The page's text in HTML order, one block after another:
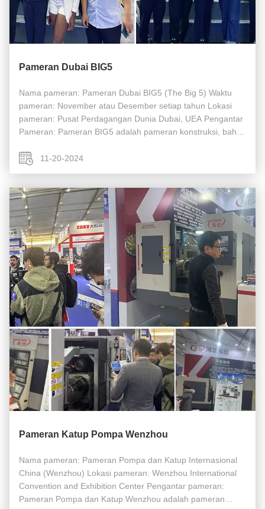
Pameran Dubai BIG5
Nama pameran: Pameran Dubai BIG5 (The Big 5) Waktu
pameran: November atau Desember setiap tahun Lokasi
pameran: Pusat Perdagangan Dunia Dubai, UEA Pengantar
Pameran: Pameran BIG5 adalah pameran konstruksi, bahan
Timur Tengah,meliputi semua ...
11-20-2024
Pameran Katup Pompa Wenzhou
Nama pameran: Pameran Pompa dan Katup Internasional
China (Wenzhou) Lokasi pameran: Wenzhou International
Convention and Exhibition Center Pengantar pameran:
Pameran Pompa dan Katup Wenzhou adalah pameran